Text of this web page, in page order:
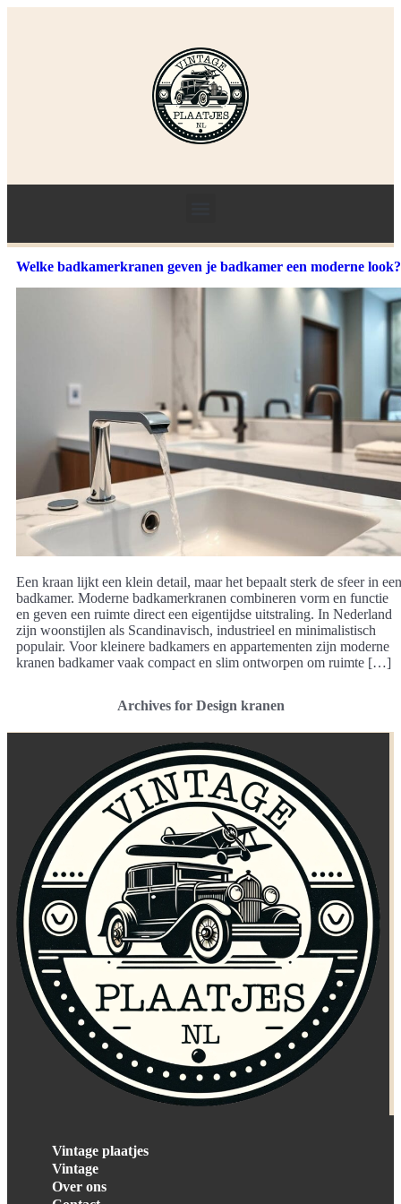
Welke badkamerkranen geven je badkamer een moderne look?
Een kraan lijkt een klein detail, maar het bepaalt sterk de sfeer in een
badkamer. Moderne badkamerkranen combineren vorm en functie
en geven een ruimte direct een eigentijdse uitstraling. In Nederland
zijn woonstijlen als Scandinavisch, industrieel en minimalistisch
populair. Voor kleinere badkamers en appartementen zijn moderne
kranen badkamer vaak compact en slim ontworpen om ruimte […]
Archives for Design kranen
Vintage plaatjes
Vintage
Over ons